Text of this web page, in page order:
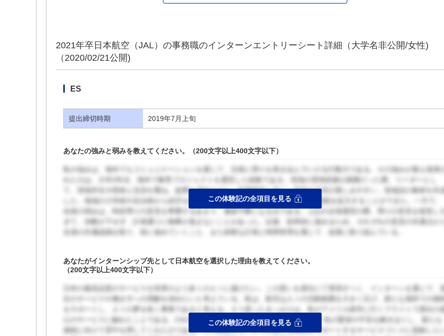
2021年卒日本航空（JAL）の事務職のインターンエントリーシート詳細（大学名非公開/女性)
（2020/02/21公開)
ES
提出締切時期 2019年7月上旬
あなたの強みと弱みを教えてください。（200文字以上400文字以下）
私の強みは、海外でもコミュニケーションを通じて、活発に周りを巻き込んでいける行動力である。その強みが最も発揮さ
れたのは、大学2年次、海外で教育プロジェクトを運営した経験である。現地の実情把握が困難だった際、リーダーとし
て、現地学生や団体と交渉を重ね、提携を成功させた。提携団体と共に、現地の子供が親しみやすい、現地語の教材を作成
した。地域の小学校や自治体から好評を得て、3つの小学校で約200名の小学生に活動を拡大することができた。一方で、
自身の弱みは、時折周りの意見を尊重するあまり、優柔不断になる点である。上記の企画運営の際、周りの意見を留意しす
ぎて、決断が下せず、計画通りに物事が進まないことがあった。以後、効率的に進めるため、それぞれの意見の共通点から
全員の共通認識を取り、前に進めていくこと、また綿密な計画と時間管理を通じて、改善に取り組んでいる。
この体験記の全項目を見る
あなたがインターンシップ先として日本航空を選択した理由を教えてください。
（200文字以上400文字以下）
日本の最高品質のサービスを世界のより多くの人々に届けたい。この思いを貴社にて実現すべく、インターンを通じて、貴
社のサービスや働き方への理解を深めたいと考えている。私は、航空は人々の活動範囲を大きく広げ、新たな場所での挑戦
をサポートし、人々の夢を拓く事業であると考える。そう思ったきっかけは、私がアメリカ留学に行くフライトで貴社の真
心のサービスに触れたことである。CAの方の声かけや食事の充実したサービスが、私の緊張や不安を解きほぐし、新たな
挑戦に向けて背中を押してくれたのである。この経験から、人々の新たな挑戦をサポートするサービスづくりに貢献したい
この体験記の全項目を見る